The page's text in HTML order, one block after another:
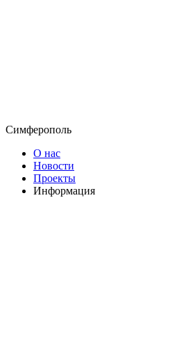
Симферополь
О нас
Новости
Проекты
Информация